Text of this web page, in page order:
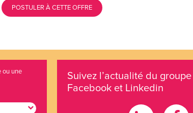
POSTULER À CETTE OFFRE
ou une
Suivez l’actualité du
Facebook et Linkedin